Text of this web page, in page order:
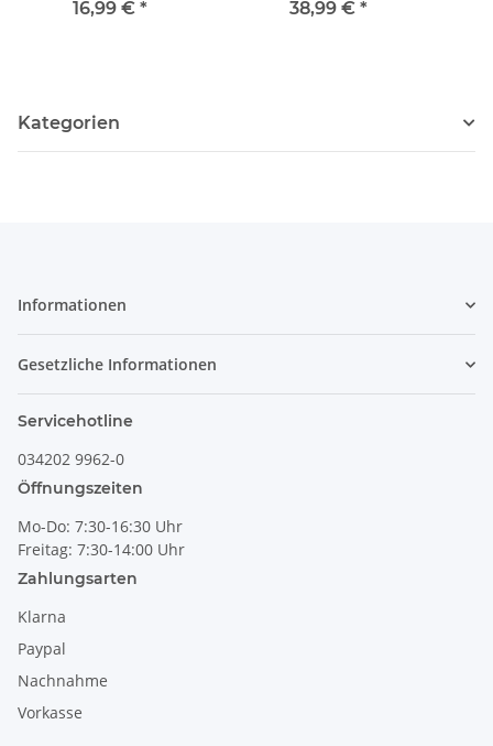
Untertasse,
16,99 € *
(Bouillonschüssel), 0,26
38,99 € *
Kategorien
Informationen
Gesetzliche Informationen
Servicehotline
034202 9962-0
Öffnungszeiten
Mo-Do: 7:30-16:30 Uhr
Freitag: 7:30-14:00 Uhr
Zahlungsarten
Klarna
Paypal
Nachnahme
Vorkasse